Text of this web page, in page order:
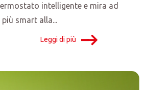
intelligente e mira ad
smart alla...
Leggi di più